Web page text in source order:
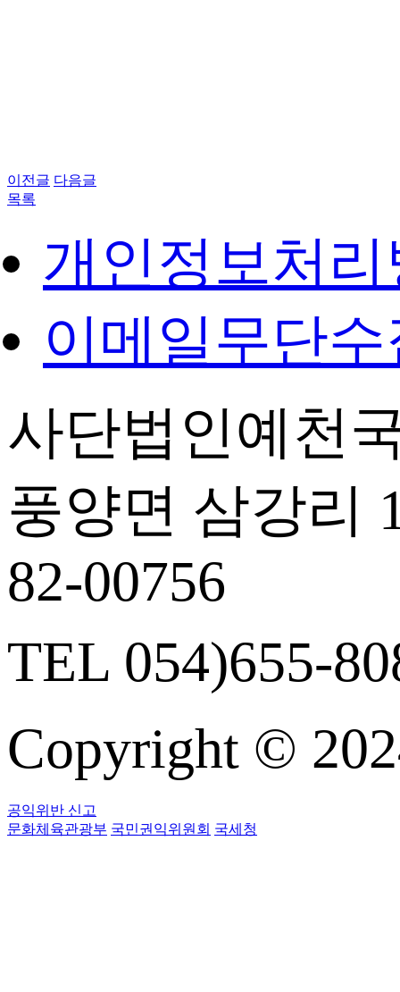
이전글 다음글
목록
개인정보처
이메일무단
사단법인예천
풍양면 삼강리
82-00756
TEL 054)655-
Copyright ©
공익위반 신고
문화체육관광부 국민권익위원회 국세청